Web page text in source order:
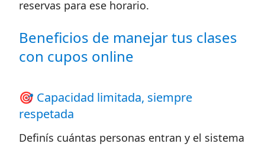
reservas para ese horario.
Beneficios de manejar tus clases
con cupos online
🎯 Capacidad limitada, siempre
respetada
Definís cuántas personas entran y el sistema